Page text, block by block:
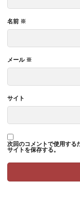
名前 ※
メール ※
サイト
次回のコメントで使用する
サイトを保存する。